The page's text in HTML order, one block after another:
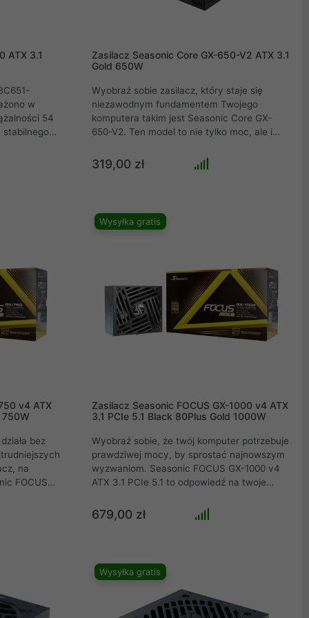
ATX 3.1
w
54
stabilnego
w
wszystkie
Zasilacz Seasonic Core GX-650-V2 ATX 3.1
Gold 650W
Wyobraź sobie zasilacz, który staje się
niezawodnym fundamentem Twojego
komputera takim jest Seasonic Core GX-
650-V2. Ten model to nie tylko moc, ale i
konfiguracje i zachować stabilność nawet w
ekstremalnych warunkach. Z pełną
GX-650-V2 dostosowuje się do potrzeb
użytkownika. Cisza, stabilność i ochrona
Twojego komputera, niezależnie od wyzwań.
319,00 zł
v4 ATX
750W
bez
na
FOCUS
idealnie
energii i
Wysyłka gratis
Zasilacz Seasonic FOCUS GX-1000 v4 ATX
3.1 PCIe 5.1 Black 80Plus Gold 1000W
Wyobraź sobie, że twój komputer potrzebuje
prawdziwej mocy, by sprostać najnowszym
wyzwaniom. Seasonic FOCUS GX-1000 v4
ATX 3.1 PCIe 5.1 to odpowiedź na twoje
PCIe 5.1 i certyfikatowi 80 PLUS Gold, ten
zasilacz zapewnia stabilność i efektywność
działał niezawodnie w twojej konfiguracji.
679,00 zł
Wysyłka gratis